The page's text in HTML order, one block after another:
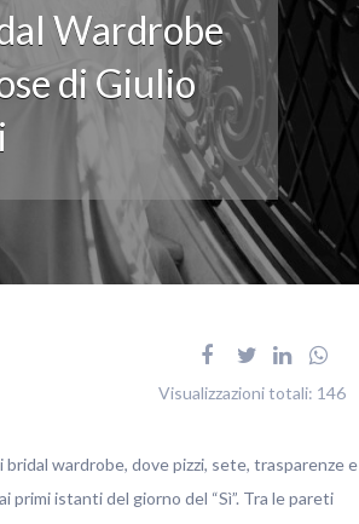
Wardrobe
di Giulio
Visualizzazioni totali: 146
wardrobe, dove pizzi, sete, trasparenze e
istanti del giorno del “Sì”. Tra le pareti